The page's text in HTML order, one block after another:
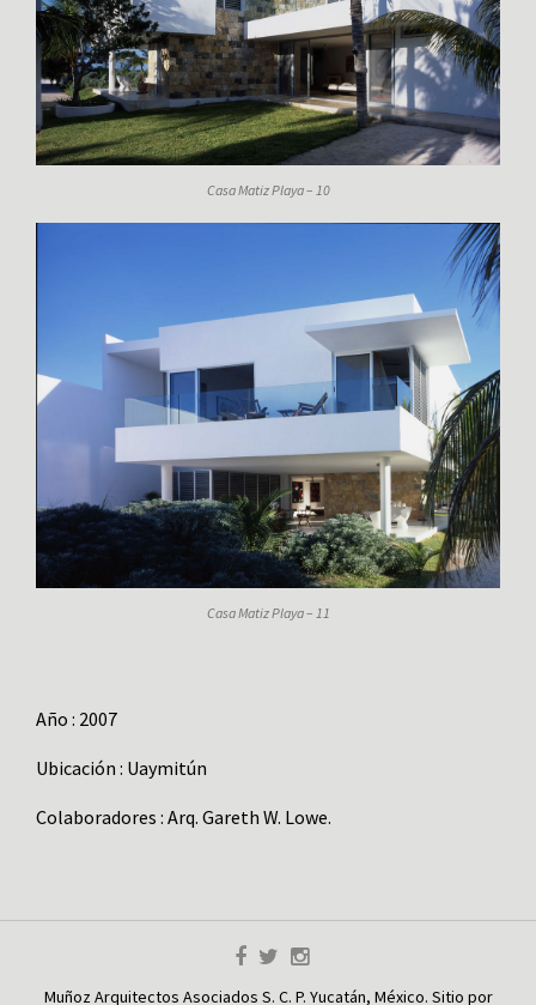
Casa Matiz Playa – 10
Casa Matiz Playa – 11
Año : 2007
Ubicación : Uaymitún
Colaboradores : Arq. Gareth W. Lowe.
Muñoz Arquitectos Asociados S. C. P. Yucatán, México. Sitio por